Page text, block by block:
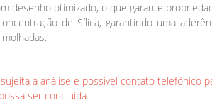
desenho otimizado, o que garante
de Sílica, garantindo uma
à análise e possível contato telefônico
ser concluída.